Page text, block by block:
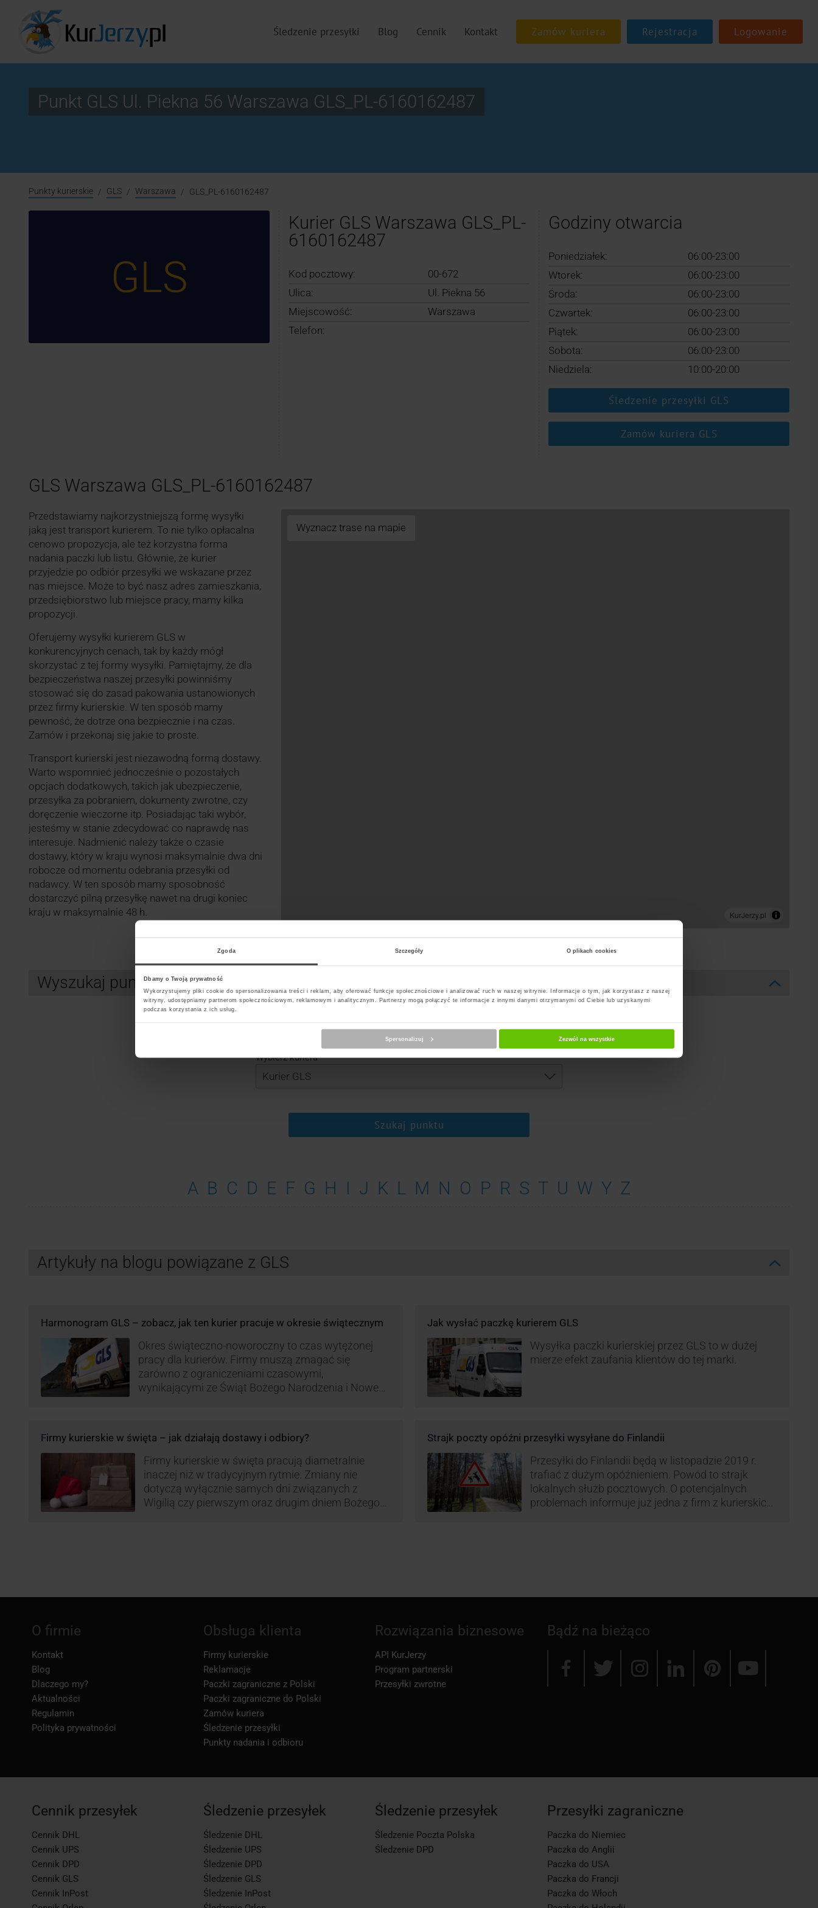
Zgoda Szczegóły O plikach cookies
Dbamy o Twoją prywatność
Wykorzystujemy pliki cookie do spersonalizowania treści i reklam, aby oferować funkcje społecznościowe i analizować ruch w naszej witrynie. Informacje o tym, jak korzystasz z naszej
witryny, udostępniamy partnerom społecznościowym, reklamowym i analitycznym. Partnerzy mogą połączyć te informacje z innymi danymi otrzymanymi od Ciebie lub uzyskanymi
podczas korzystania z ich usług.
Spersonalizuj Zezwól na wszystkie
Śledzenie przesyłki Blog Cennik Kontakt Rejestracja Logowanie
Punkt GLS Ul. Piekna 56 Warszawa GLS_PL-6160162487
Punkty kurierskie GLS Warszawa GLS_PL-6160162487
GLS
Kurier GLS Warszawa GLS_PL-
6160162487
Kod pocztowy:
00-672
Ulica:
Ul. Piekna 56
Miejscowość:
Warszawa
Telefon:
Godziny otwarcia
Poniedziałek:
06:00-23:00
Wtorek:
06:00-23:00
Środa:
06:00-23:00
Czwartek:
06:00-23:00
Piątek:
06:00-23:00
Sobota:
06:00-23:00
Niedziela:
10:00-20:00
Śledzenie przesyłki GLS
Zamów kuriera GLS
GLS Warszawa GLS_PL-6160162487
Przedstawiamy najkorzystniejszą formę wysyłki
jaką jest transport kurierem. To nie tylko opłacalna
cenowo propozycja, ale też korzystna forma
nadania paczki lub listu. Głównie, że kurier
przyjedzie po odbiór przesyłki we wskazane przez
nas miejsce. Może to być nasz adres zamieszkania,
przedsiębiorstwo lub miejsce pracy, mamy kilka
propozycji.
Oferujemy wysyłki kurierem GLS w
konkurencyjnych cenach, tak by każdy mógł
skorzystać z tej formy wysyłki. Pamiętajmy, że dla
bezpieczeństwa naszej przesyłki powinniśmy
stosować się do zasad pakowania ustanowionych
przez firmy kurierskie. W ten sposób mamy
pewność, że dotrze ona bezpiecznie i na czas.
Zamów i przekonaj się jakie to proste.
Transport kurierski jest niezawodną formą dostawy.
Warto wspomnieć jednocześnie o pozostałych
opcjach dodatkowych, takich jak ubezpieczenie,
przesyłka za pobraniem, dokumenty zwrotne, czy
doręczenie wieczorne itp. Posiadając taki wybór,
jesteśmy w stanie zdecydować co naprawdę nas
interesuje. Nadmienić należy także o czasie
dostawy, który w kraju wynosi maksymalnie dwa dni
robocze od momentu odebrania przesyłki od
nadawcy. W ten sposób mamy sposobność
dostarczyć pilną przesyłkę nawet na drugi koniec
kraju w maksymalnie 48 h.
Wyznacz trase na mapie
Wyszukaj punkt kurierski GLS
Wybierz kuriera
Szukaj punktu
A B C D E F G H I J K L M N O P R S T U W Y Z
Artykuły na blogu powiązane z GLS
Harmonogram GLS – zobacz, jak ten kurier pracuje w okresie świątecznym
Okres świąteczno-noworoczny to czas wytężonej
pracy dla kurierów. Firmy muszą zmagać się
zarówno z ograniczeniami czasowymi,
wynikającymi ze Świąt Bożego Narodzenia i Nowego
GLS na czas świąteczny!
Jak wysłać paczkę kurierem GLS
Wysyłka paczki kurierskiej przez GLS to w dużej
mierze efekt zaufania klientów do tej marki.
Firmy kurierskie w święta – jak działają dostawy i odbiory?
Firmy kurierskie w święta pracują diametralnie
inaczej niż w tradycyjnym rytmie. Zmiany nie
dotyczą wyłącznie samych dni związanych z
Wigilią czy pierwszym oraz drugim dniem Bożego
Strajk poczty opóźni przesyłki wysyłane do Finlandii
Przesyłki do Finlandii będą w listopadzie 2019 r.
trafiać z dużym opóźnieniem. Powód to strajk
lokalnych służb pocztowych. O potencjalnych
problemach informuje już jedna z firm z kurierskich
Bądź na bieżąco
O firmie
Kontakt
Blog
Dlaczego my?
Aktualności
Regulamin
Polityka prywatności
Obsługa klienta
Firmy kurierskie
Reklamacje
Paczki zagraniczne z Polski
Paczki zagraniczne do Polski
Zamów kuriera
Śledzenie przesyłki
Punkty nadania i odbioru
Rozwiązania biznesowe
API KurJerzy
Program partnerski
Przesyłki zwrotne
Cennik przesyłek
Cennik DHL
Cennik UPS
Cennik DPD
Cennik GLS
Cennik InPost
Śledzenie przesyłek
Śledzenie DHL
Śledzenie UPS
Śledzenie DPD
Śledzenie GLS
Śledzenie InPost
Śledzenie przesyłek
Śledzenie Poczta Polska
Śledzenie DPD
Przesyłki zagraniczne
Paczka do Niemiec
Paczka do Anglii
Paczka do USA
Paczka do Francji
Paczka do Włoch